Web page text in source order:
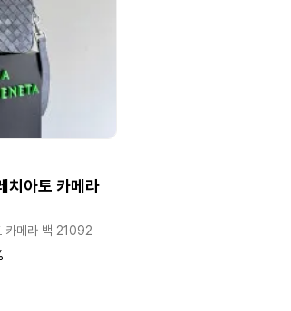
치아토 카메라
카메라 백 21092